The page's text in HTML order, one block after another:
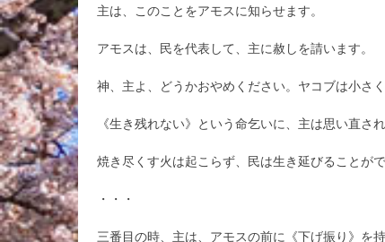
主は、このことをアモスに知らせます。
アモスは、民を代表して、主に赦しを請います。
神、主よ、どうかおやめください。ヤコブは小さ
《生き残れない》という命乞いに、主は思い直され
焼き尽くす火は起こらず、民は生き延びることがで
・・・
三番目の時、主は、アモスの前に《下げ振り》を持